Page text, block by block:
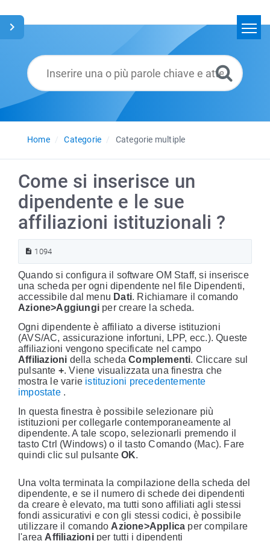
Glossario
Italiano
Home
Categorie Categorie multiple
Come si inserisce un
dipendente e le sue
affiliazioni istituzionali ?
1094
Quando si configura il software OM Staff, si inserisce
una scheda per ogni dipendente nel file Dipendenti,
accessibile dal menu Dati. Richiamare il comando
Azione>Aggiungi per creare la scheda.
Ogni dipendente è affiliato a diverse istituzioni
(AVS/AC, assicurazione infortuni, LPP, ecc.). Queste
affiliazioni vengono specificate nel campo
Affiliazioni della schedaComplementi. Cliccare sul
pulsante +. Viene visualizzata una finestra che
mostra le varie istituzioni precedentemente
impostate.
In questa finestra è possibile selezionare più
istituzioni per collegarle contemporaneamente al
dipendente. A tale scopo, selezionarli premendo il
tasto Ctrl (Windows) o il tasto Comando (Mac). Fare
quindi clic sul pulsante OK.
Una volta terminata la compilazione della scheda del
dipendente, e se il numero di schede dei dipendenti
da creare è elevato, ma tutti sono affiliati agli stessi
fondi assicurativi e con gli stessi codici, è possibile
utilizzare il comando Azione>Applica per compilare
l'area Affiliazioniper tutti i dipendenti